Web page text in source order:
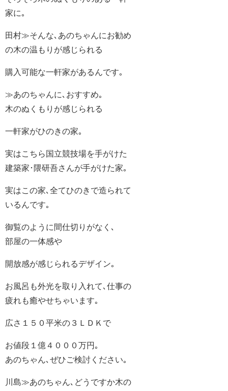
家に｡
田村≫そんな､あのちゃんにお勧め
の木の温もりが感じられる
購入可能な一軒家があるんです｡
≫あのちゃんに､おすすめ｡
木のぬくもりが感じられる
一軒家がひのきの家｡
実はこちら国立競技場を手がけた
建築家･隈研吾さんが手がけた家｡
実はこの家､全てひのきで造られて
いるんです｡
御覧のように間仕切りがなく､
部屋の一体感や
開放感が感じられるデザイン｡
お風呂も外光を取り入れて､仕事の
疲れも癒やせちゃいます｡
広さ１５０平米の３ＬＤＫで
お値段１億４０００万円｡
あのちゃん､ぜひご検討ください｡
川島≫あのちゃん､どうですか木の